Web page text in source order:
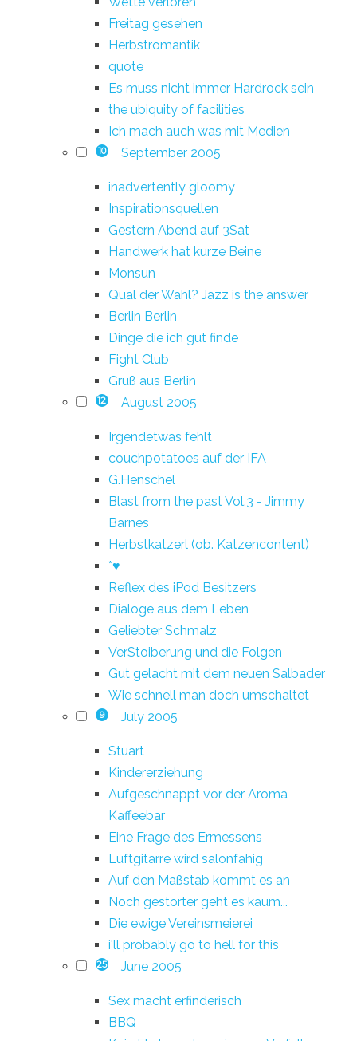
Freitag gesehen
Herbstromantik
quote
Es muss nicht immer Hardrock sein
the ubiquity of facilities
Ich mach auch was mit Medien
10 September 2005
inadvertently gloomy
Inspirationsquellen
Gestern Abend auf 3Sat
Handwerk hat kurze Beine
Monsun
Qual der Wahl? Jazz is the answer
Berlin Berlin
Dinge die ich gut finde
Fight Club
Gruß aus Berlin
12 August 2005
Irgendetwas fehlt
couchpotatoes auf der IFA
G.Henschel
Blast from the past Vol.3 - Jimmy
Barnes
Herbstkatzerl (ob. Katzencontent)
*♥
Reflex des iPod Besitzers
Dialoge aus dem Leben
Geliebter Schmalz
VerStoiberung und die Folgen
Gut gelacht mit dem neuen Salbader
Wie schnell man doch umschaltet
9 July 2005
Stuart
Kindererziehung
Aufgeschnappt vor der Aroma
Kaffeebar
Eine Frage des Ermessens
Luftgitarre wird salonfähig
Auf den Maßstab kommt es an
Noch gestörter geht es kaum...
Die ewige Vereinsmeierei
i'll probably go to hell for this
25 June 2005
Sex macht erfinderisch
BBQ